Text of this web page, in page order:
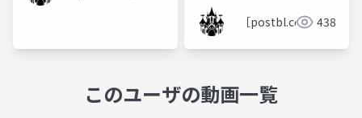
［postbl.com］438
このユーザの動画一覧